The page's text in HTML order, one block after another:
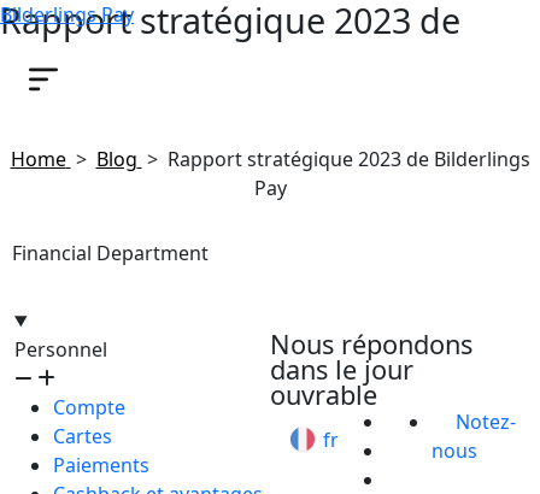
Bilderlings Pay
Rapport stratégique 2023 de
Bilderlings Pay
Home > Blog > Rapport stratégique 2023 de Bilderlings
Pay
Financial Department
Personnel
Compte
Cartes
Paiements
Nous répondons
dans le jour
ouvrable
fr
Notez-
nous